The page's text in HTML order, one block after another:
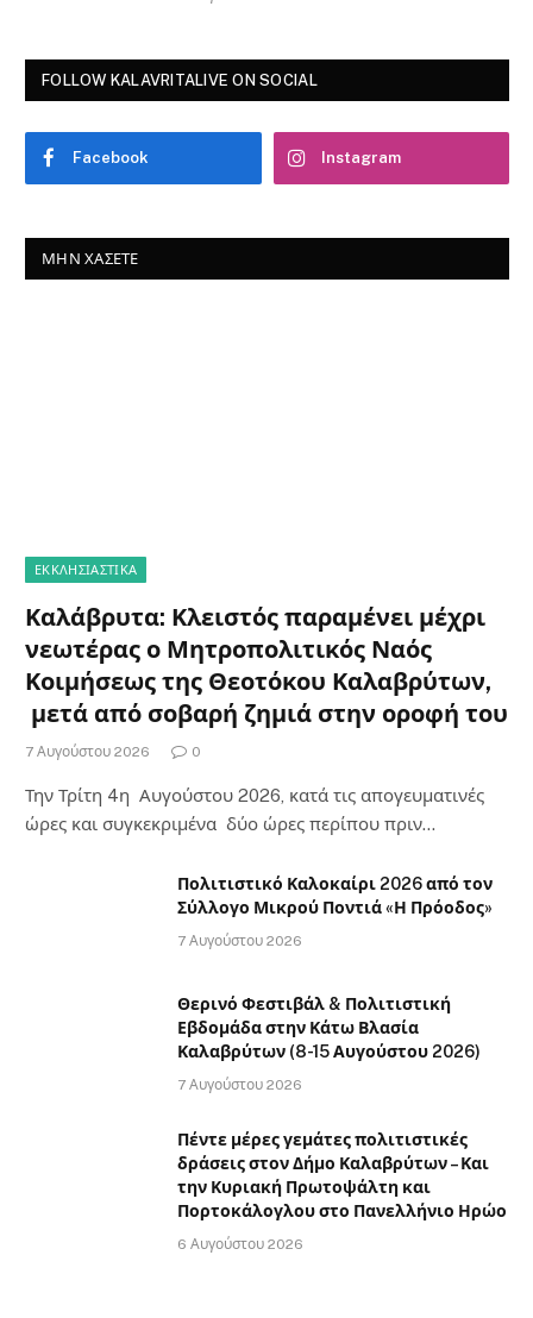
FOLLOW KALAVRITALIVE ON SOCIAL
Facebook Instagram
ΜΗΝ ΧΆΣΕΤΕ
ΕΚΚΛΗΣΙΑΣΤΙΚΑ
Καλάβρυτα: Κλειστός παραμένει μέχρι
νεωτέρας ο Μητροπολιτικός Ναός
Κοιμήσεως της Θεοτόκου Καλαβρύτων,
μετά από σοβαρή ζημιά στην οροφή του
7 Αυγούστου 2026 0
Την Τρίτη 4η Αυγούστου 2026, κατά τις απογευματινές
ώρες και συγκεκριμένα δύο ώρες περίπου πριν…
Πολιτιστικό Καλοκαίρι 2026 από τον
Σύλλογο Μικρού Ποντιά «Η Πρόοδος»
7 Αυγούστου 2026
Θερινό Φεστιβάλ & Πολιτιστική
Εβδομάδα στην Κάτω Βλασία
Καλαβρύτων (8-15 Αυγούστου 2026)
7 Αυγούστου 2026
Πέντε μέρες γεμάτες πολιτιστικές
δράσεις στον Δήμο Καλαβρύτων – Και
την Κυριακή Πρωτοψάλτη και
Πορτοκάλογλου στο Πανελλήνιο Ηρώο
6 Αυγούστου 2026